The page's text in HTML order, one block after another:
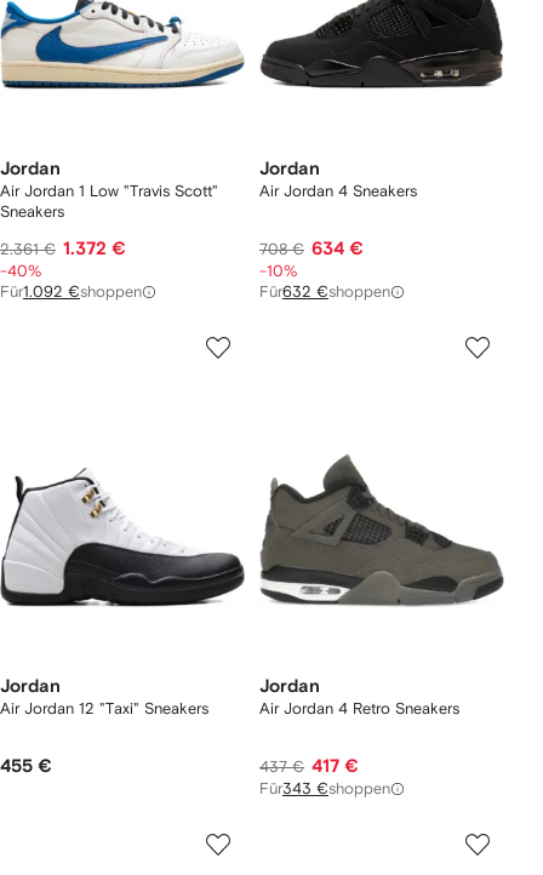
Jordan
Air Jordan 1 Low "Travis Scott"
Sneakers
2.361 € 1.372 €
-40%
Für1.092 €shoppen
Jordan
Air Jordan 4 Sneakers
708 € 634 €
-10%
Für632 €shoppen
Jordan
Air Jordan 12 "Taxi" Sneakers
455 €
Jordan
Air Jordan 4 Retro Sneakers
437 € 417 €
Für343 €shoppen